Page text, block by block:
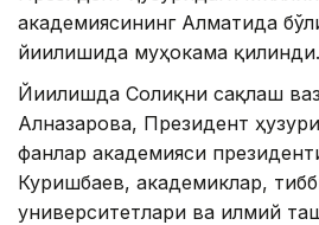
академиясининг Алматида
йиғилишида муҳокама қилинди.
Йиғилишда Соғлиқни сақлаш
Алназарова, Президент
фанлар академияси
Куришбаев, академиклар,
университетлари ва илмий